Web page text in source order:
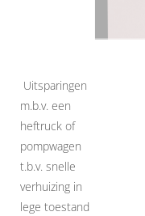
Uitsparingen
m.b.v. een
heftruck of
pompwagen
t.b.v. snelle
verhuizing in
lege toestand